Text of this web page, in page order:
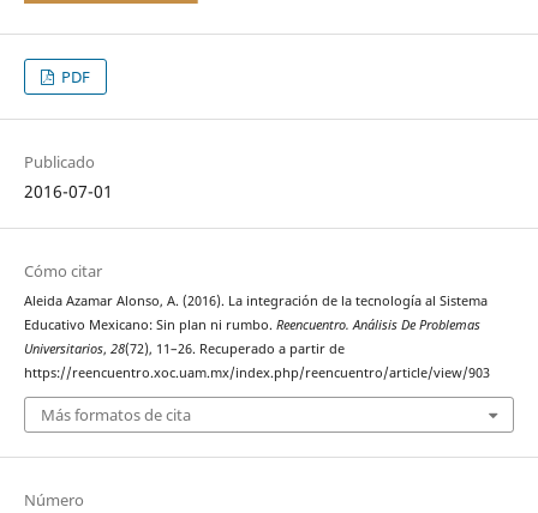
PDF
Publicado
2016-07-01
Cómo citar
Aleida Azamar Alonso, A. (2016). La integración de la tecnología al Sistema
Educativo Mexicano: Sin plan ni rumbo. Reencuentro. Análisis De Problemas
Universitarios, 28(72), 11–26. Recuperado a partir de
https://reencuentro.xoc.uam.mx/index.php/reencuentro/article/view/903
Más formatos de cita
Número